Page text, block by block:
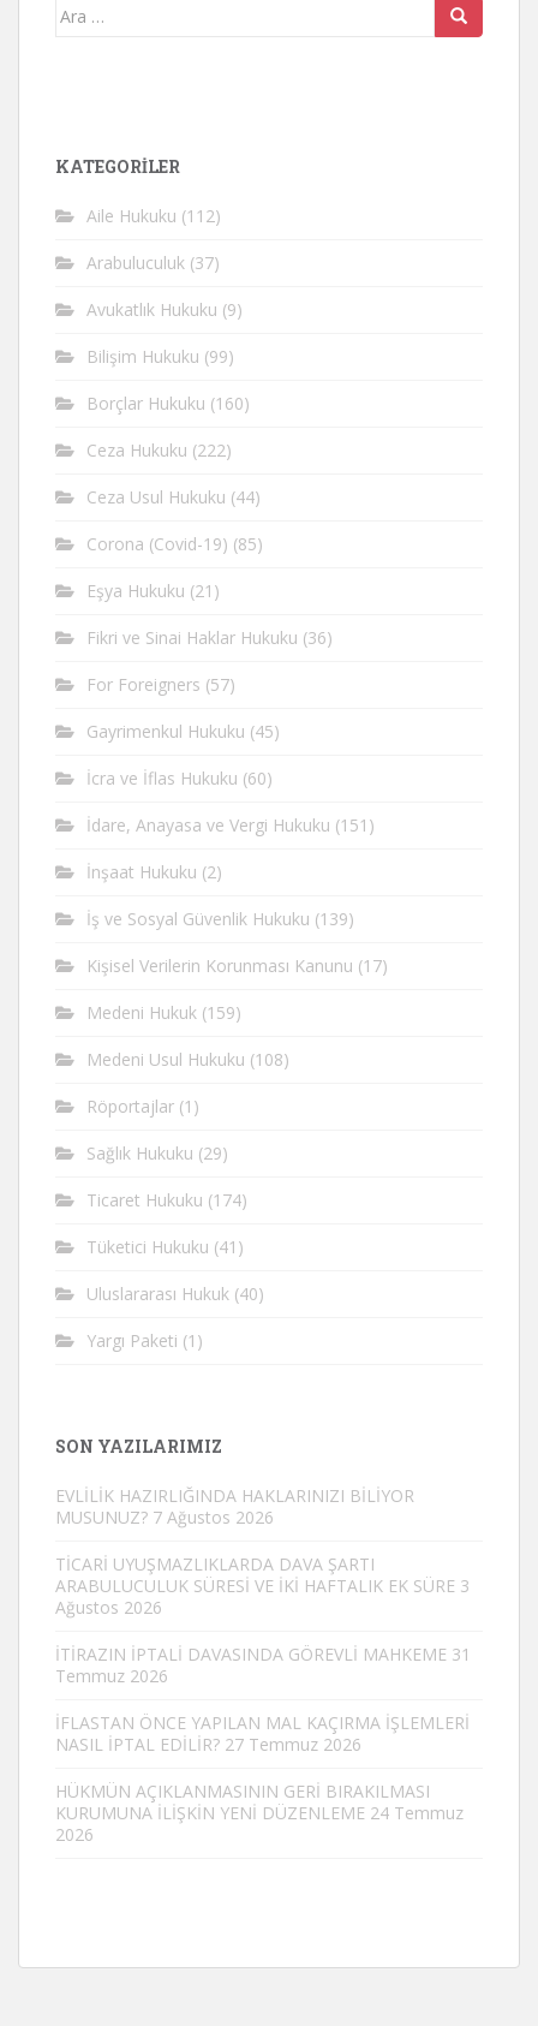
Arama
KATEGORİLER
Aile Hukuku (112)
Arabuluculuk (37)
Avukatlık Hukuku (9)
Bilişim Hukuku (99)
Borçlar Hukuku (160)
Ceza Hukuku (222)
Ceza Usul Hukuku (44)
Corona (Covid-19) (85)
Eşya Hukuku (21)
Fikri ve Sinai Haklar Hukuku (36)
For Foreigners (57)
Gayrimenkul Hukuku (45)
İcra ve İflas Hukuku (60)
İdare, Anayasa ve Vergi Hukuku (151)
İnşaat Hukuku (2)
İş ve Sosyal Güvenlik Hukuku (139)
Kişisel Verilerin Korunması Kanunu (17)
Medeni Hukuk (159)
Medeni Usul Hukuku (108)
Röportajlar (1)
Sağlık Hukuku (29)
Ticaret Hukuku (174)
Tüketici Hukuku (41)
Uluslararası Hukuk (40)
Yargı Paketi (1)
SON YAZILARIMIZ
EVLİLİK HAZIRLIĞINDA HAKLARINIZI BİLİYOR
MUSUNUZ? 7 Ağustos 2026
TİCARİ UYUŞMAZLIKLARDA DAVA ŞARTI
ARABULUCULUK SÜRESİ VE İKİ HAFTALIK EK SÜRE 3
Ağustos 2026
İTİRAZIN İPTALİ DAVASINDA GÖREVLİ MAHKEME 31
Temmuz 2026
İFLASTAN ÖNCE YAPILAN MAL KAÇIRMA İŞLEMLERİ
NASIL İPTAL EDİLİR? 27 Temmuz 2026
HÜKMÜN AÇIKLANMASININ GERİ BIRAKILMASI
KURUMUNA İLİŞKİN YENİ DÜZENLEME 24 Temmuz
2026